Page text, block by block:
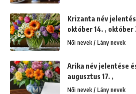
Krizanta név
október 14. , október
Női nevek / Lány nevek
Arika név jelentése
augusztus 17. ,
Női nevek / Lány nevek